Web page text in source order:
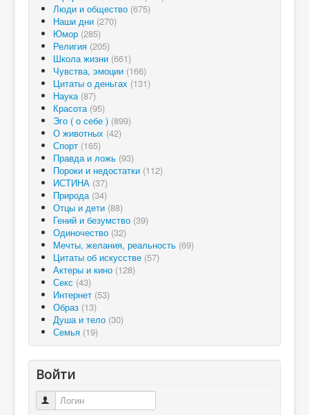
Люди и общество (675)
Наши дни (270)
Юмор (285)
Религия (205)
Школа жизни (661)
Чувства, эмоции (166)
Цитаты о деньгах (131)
Наука (87)
Красота (95)
Эго ( о себе ) (899)
О животных (42)
Спорт (165)
Правда и ложь (93)
Пороки и недостатки (112)
ИСТИНА (37)
Природа (34)
Отцы и дети (88)
Гений и безумство (39)
Одиночество (32)
Мечты, желания, реальность (69)
Цитаты об искусстве (57)
Актеры и кино (128)
Секс (43)
Интернет (53)
Образ (13)
Душа и тело (30)
Семья (19)
Войти
Логин